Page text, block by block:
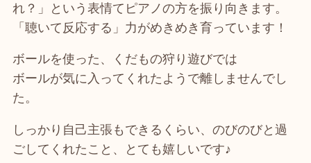
れ？」という表情てピアノの方を振り向きます。
「聴いて反応する」力がめきめき育っています！
ボールを使った、くだもの狩り遊びでは
ボールが気に入ってくれたようで離しませんでし
た。
しっかり自己主張もできるくらい、のびのびと過
ごしてくれたこと、とても嬉しいです♪